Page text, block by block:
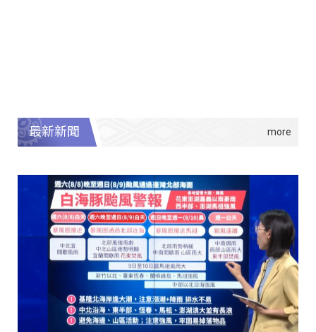
最新新聞